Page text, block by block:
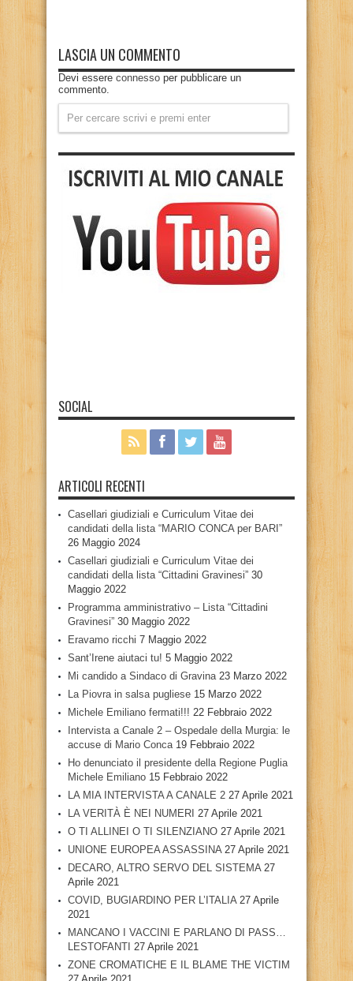
LASCIA UN COMMENTO
Devi essere connesso per pubblicare un
commento.
SOCIAL
ARTICOLI RECENTI
Casellari giudiziali e Curriculum Vitae dei
candidati della lista “MARIO CONCA per BARI”
26 Maggio 2024
Casellari giudiziali e Curriculum Vitae dei
candidati della lista “Cittadini Gravinesi” 30
Maggio 2022
Programma amministrativo – Lista “Cittadini
Gravinesi” 30 Maggio 2022
Eravamo ricchi 7 Maggio 2022
Sant’Irene aiutaci tu! 5 Maggio 2022
Mi candido a Sindaco di Gravina 23 Marzo 2022
La Piovra in salsa pugliese 15 Marzo 2022
Michele Emiliano fermati!!! 22 Febbraio 2022
Intervista a Canale 2 – Ospedale della Murgia: le
accuse di Mario Conca 19 Febbraio 2022
Ho denunciato il presidente della Regione Puglia
Michele Emiliano 15 Febbraio 2022
LA MIA INTERVISTA A CANALE 2 27 Aprile 2021
LA VERITÀ È NEI NUMERI 27 Aprile 2021
O TI ALLINEI O TI SILENZIANO 27 Aprile 2021
UNIONE EUROPEA ASSASSINA 27 Aprile 2021
DECARO, ALTRO SERVO DEL SISTEMA 27
Aprile 2021
COVID, BUGIARDINO PER L’ITALIA 27 Aprile
2021
MANCANO I VACCINI E PARLANO DI PASS…
LESTOFANTI 27 Aprile 2021
ZONE CROMATICHE E IL BLAME THE VICTIM